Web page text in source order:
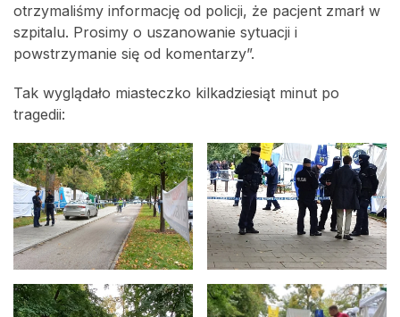
otrzymaliśmy informację od policji, że pacjent zmarł w
szpitalu. Prosimy o uszanowanie sytuacji i
powstrzymanie się od komentarzy”.
Tak wyglądało miasteczko kilkadziesiąt minut po
tragedii: